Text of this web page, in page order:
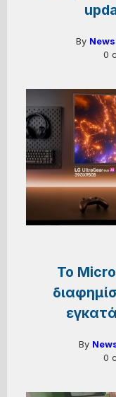
By
0
Το
By
0